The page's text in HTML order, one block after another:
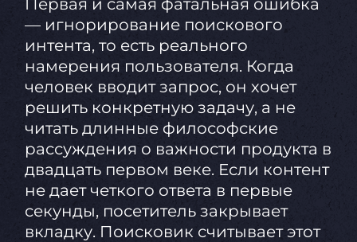
Первая и самая фатальная ошибка
— игнорирование поискового
интента, то есть реального
намерения пользователя. Когда
человек вводит запрос, он хочет
решить конкретную задачу, а не
читать длинные философские
рассуждения о важности продукта в
двадцать первом веке. Если контент
не дает четкого ответа в первые
секунды, посетитель закрывает
вкладку. Поисковик считывает этот